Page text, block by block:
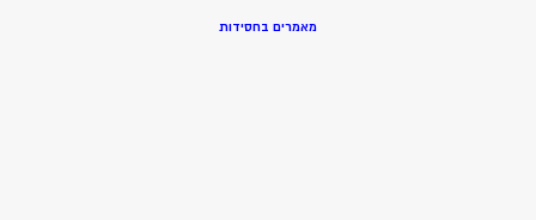
מאמרים בחסידות